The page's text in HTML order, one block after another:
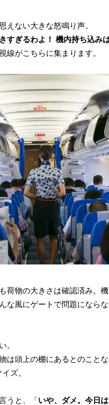
えない大きな怒鳴り声。
ぎるわよ！ 機内持ち込みは
線がこちらに集まります。
物の大きさは確認済み。
な風にゲートで問題になら
。
頭上の棚にあるとのこと
ズ。
うと、「 いや、ダメ。今日